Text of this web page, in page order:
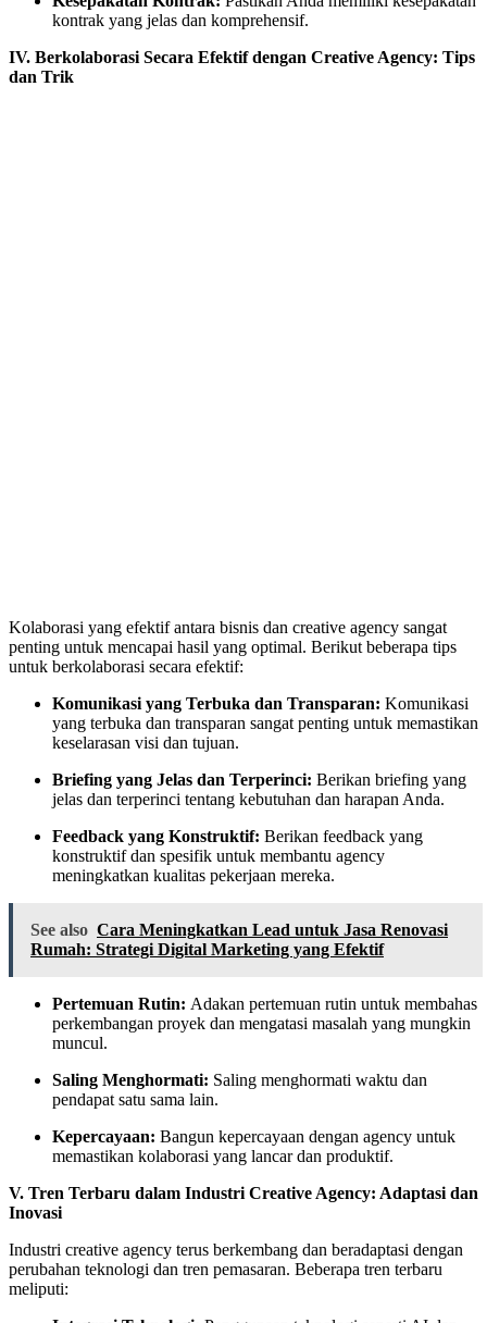
kontrak yang jelas dan komprehensif.
IV. Berkolaborasi Secara Efektif dengan Creative Agency: Tips
dan Trik
Kolaborasi yang efektif antara bisnis dan creative agency sangat
penting untuk mencapai hasil yang optimal. Berikut beberapa tips
untuk berkolaborasi secara efektif:
Komunikasi yang Terbuka dan Transparan: Komunikasi
yang terbuka dan transparan sangat penting untuk memastikan
keselarasan visi dan tujuan.
Briefing yang Jelas dan Terperinci: Berikan briefing yang
jelas dan terperinci tentang kebutuhan dan harapan Anda.
Feedback yang Konstruktif: Berikan feedback yang
konstruktif dan spesifik untuk membantu agency
meningkatkan kualitas pekerjaan mereka.
See also Cara Meningkatkan Lead untuk Jasa Renovasi
Rumah: Strategi Digital Marketing yang Efektif
Pertemuan Rutin: Adakan pertemuan rutin untuk membahas
perkembangan proyek dan mengatasi masalah yang mungkin
muncul.
Saling Menghormati: Saling menghormati waktu dan
pendapat satu sama lain.
Kepercayaan: Bangun kepercayaan dengan agency untuk
memastikan kolaborasi yang lancar dan produktif.
V. Tren Terbaru dalam Industri Creative Agency: Adaptasi dan
Inovasi
Industri creative agency terus berkembang dan beradaptasi dengan
perubahan teknologi dan tren pemasaran. Beberapa tren terbaru
meliputi: